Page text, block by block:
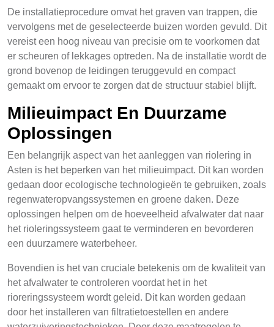
De installatieprocedure omvat het graven van trappen, die
vervolgens met de geselecteerde buizen worden gevuld. Dit
vereist een hoog niveau van precisie om te voorkomen dat
er scheuren of lekkages optreden. Na de installatie wordt de
grond bovenop de leidingen teruggevuld en compact
gemaakt om ervoor te zorgen dat de structuur stabiel blijft.
Milieuimpact En Duurzame
Oplossingen
Een belangrijk aspect van het aanleggen van riolering in
Asten is het beperken van het milieuimpact. Dit kan worden
gedaan door ecologische technologieën te gebruiken, zoals
regenwateropvangssystemen en groene daken. Deze
oplossingen helpen om de hoeveelheid afvalwater dat naar
het rioleringssysteem gaat te verminderen en bevorderen
een duurzamere waterbeheer.
Bovendien is het van cruciale betekenis om de kwaliteit van
het afvalwater te controleren voordat het in het
rioreringssysteem wordt geleid. Dit kan worden gedaan
door het installeren van filtratietoestellen en andere